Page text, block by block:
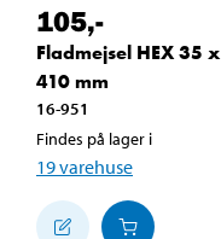
105,-
Fladmejsel HEX 35 x
410 mm
16-951
Findes på lager i
19varehuse